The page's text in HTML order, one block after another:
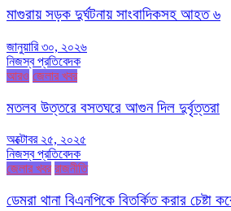
মাগুরায় সড়ক দুর্ঘটনায় সাংবাদিকসহ আহত ৬
জানুয়ারি ৩০, ২০২৬
নিজস্ব প্রতিবেদক
আরও জেলার খবর
মতলব উত্তরে বসতঘরে আগুন দিল দুর্বৃত্তরা
অক্টোবর ২৫, ২০২৫
নিজস্ব প্রতিবেদক
জেলার খবর রাজনীতি
ডেমরা থানা বিএনপিকে বিতর্কিত করার চেষ্টা